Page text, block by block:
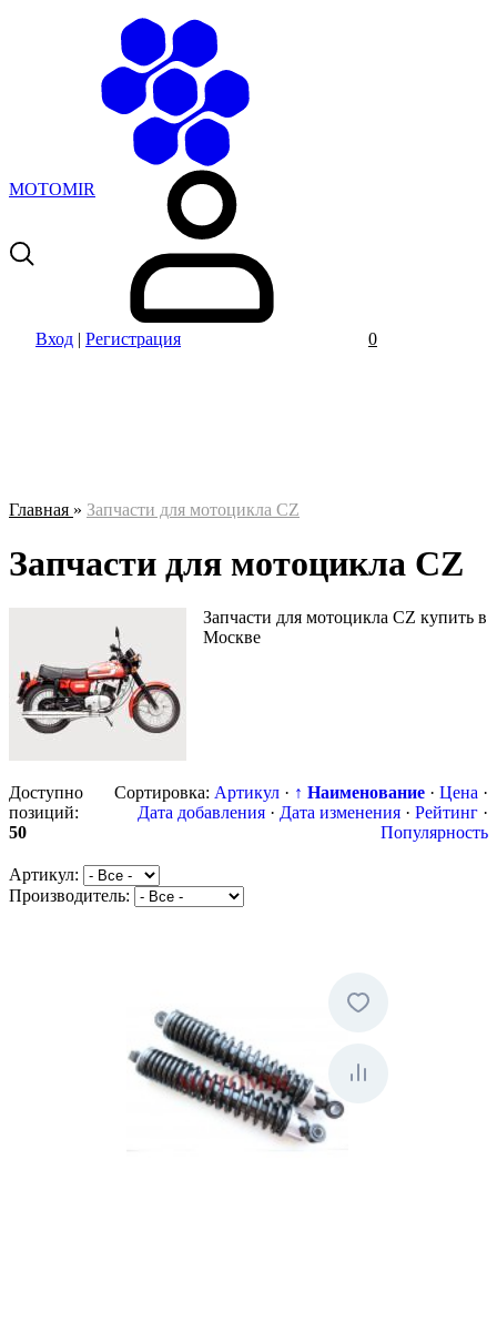
MOTOMIR
Вход | Регистрация 0
Главная » Запчасти для мотоцикла CZ
Запчасти для мотоцикла CZ
Запчасти для мотоцикла CZ купить в
Москве
Доступно
позиций:
50
Сортировка: Артикул · ↑ Наименование · Цена ·
Дата добавления · Дата изменения · Рейтинг ·
Популярность
Артикул:
Производитель: